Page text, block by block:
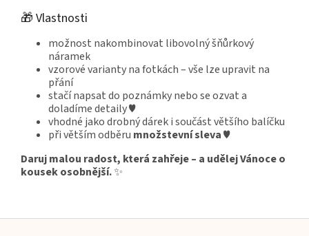
🎁 Vlastnosti
možnost nakombinovat libovolný šňůrkový
náramek
vzorové varianty na fotkách – vše lze upravit na
přání
stačí napsat do poznámky nebo se ozvat a
doladíme detaily ♥
vhodné jako drobný dárek i součást většího balíčku
při větším odběru množstevní sleva♥
Daruj malou radost, která zahřeje – a udělej Vánoce o
kousek osobnější.✨
Z